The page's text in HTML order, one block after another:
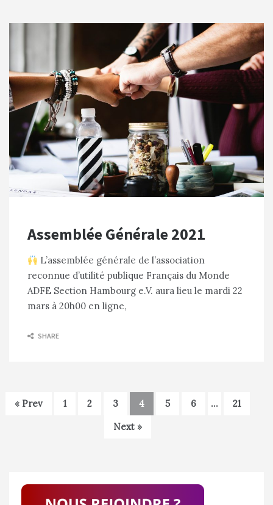
Assemblée Générale 2021
L’assemblée générale de l’association
reconnue d’utilité publique Français du Monde
ADFE Section Hambourg e.V. aura lieu le mardi 22
mars à 20h00 en ligne,
SHARE
« Prev 1 2 3 4 5 6 …
21
Next »